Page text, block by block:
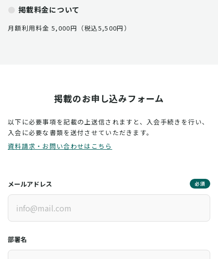
掲載料金について
月額利用料金 5,000円（税込5,500円）
掲載のお申し込みフォーム
以下に必要事項を記載の上送信されますと、入会手続きを行い、
入会に必要な書類を送付させていただきます。
資料請求・お問い合わせはこちら
メールアドレス 必須
部署名